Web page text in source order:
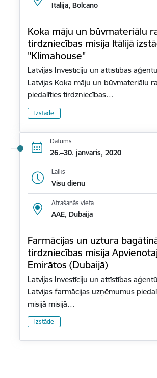
Itālija, Bolcāno
Koka māju un būvmateriālu
tirdzniecības misija Itālijā
"Klimahouse"
Latvijas Investīciju un attīstības
Latvijas Koka māju un būvmateriālu
piedalīties tirdzniecības…
Izstāde
Datums
26.–30. janvāris, 2020
Laiks
Visu dienu
Atrašanās vieta
AAE, Dubaija
Farmācijas un uztura
tirdzniecības misija
Emirātos (Dubaijā)
Latvijas Investīciju un attīstības
Latvijas farmācijas uzņēmumus
misijā misijā…
Izstāde